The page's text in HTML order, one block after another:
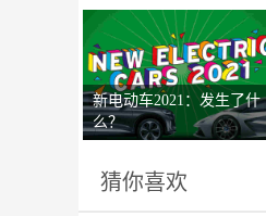
新电动车2021：发生了什
么？
猜你喜欢